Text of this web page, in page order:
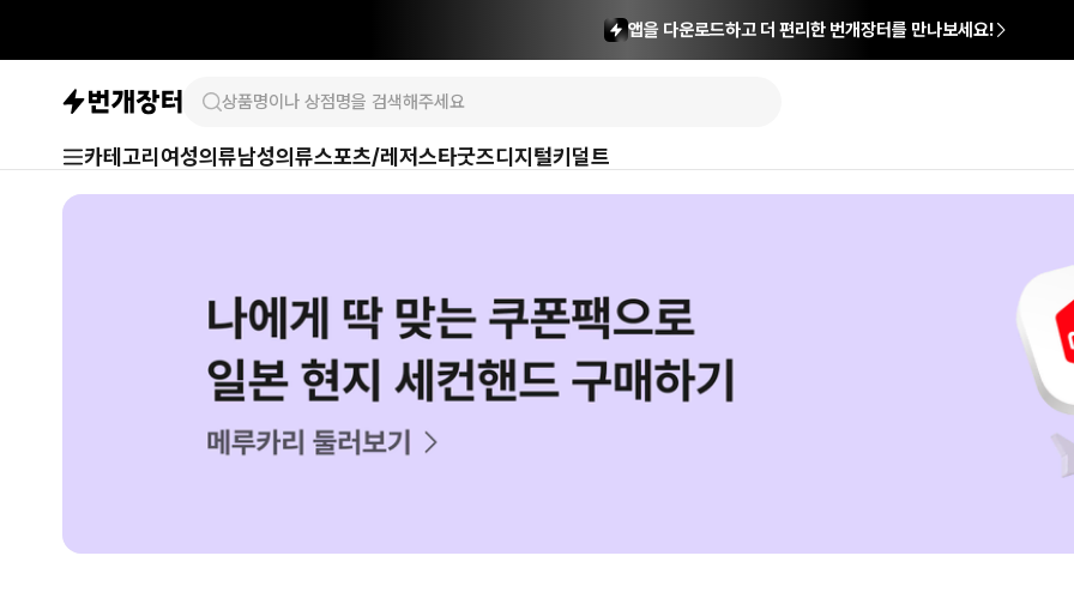
앱을 다운로드하고 더 편리한 번개장터를 만나보세요!
카테고리 여성의류남성의류스포츠/레저스타굿즈디지털키덜트